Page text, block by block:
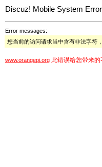
Discuz! Mobile System Error
Error messages:
您当前的访问请求当中含有非法字符
www.orangepi.org 此错误给您带来